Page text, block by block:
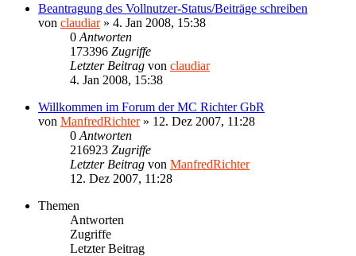
Beantragung des Vollnutzer-Status/Beiträge schreiben
von claudiar» 4. Jan 2008, 15:38
0 Antworten
173396 Zugriffe
Letzter Beitrag von claudiar
4. Jan 2008, 15:38
Willkommen im Forum der MC Richter GbR
von ManfredRichter» 12. Dez 2007, 11:28
0 Antworten
216923 Zugriffe
Letzter Beitrag von ManfredRichter
12. Dez 2007, 11:28
Themen
Antworten
Zugriffe
Letzter Beitrag